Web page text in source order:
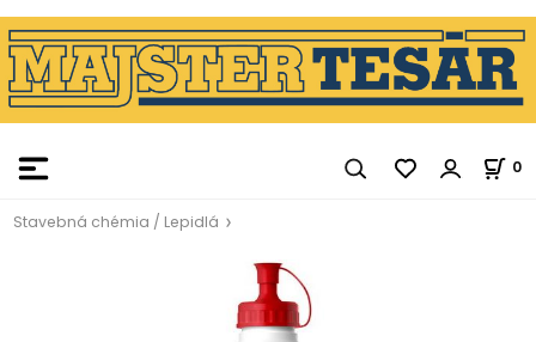
0
Stavebná chémia / Lepidlá